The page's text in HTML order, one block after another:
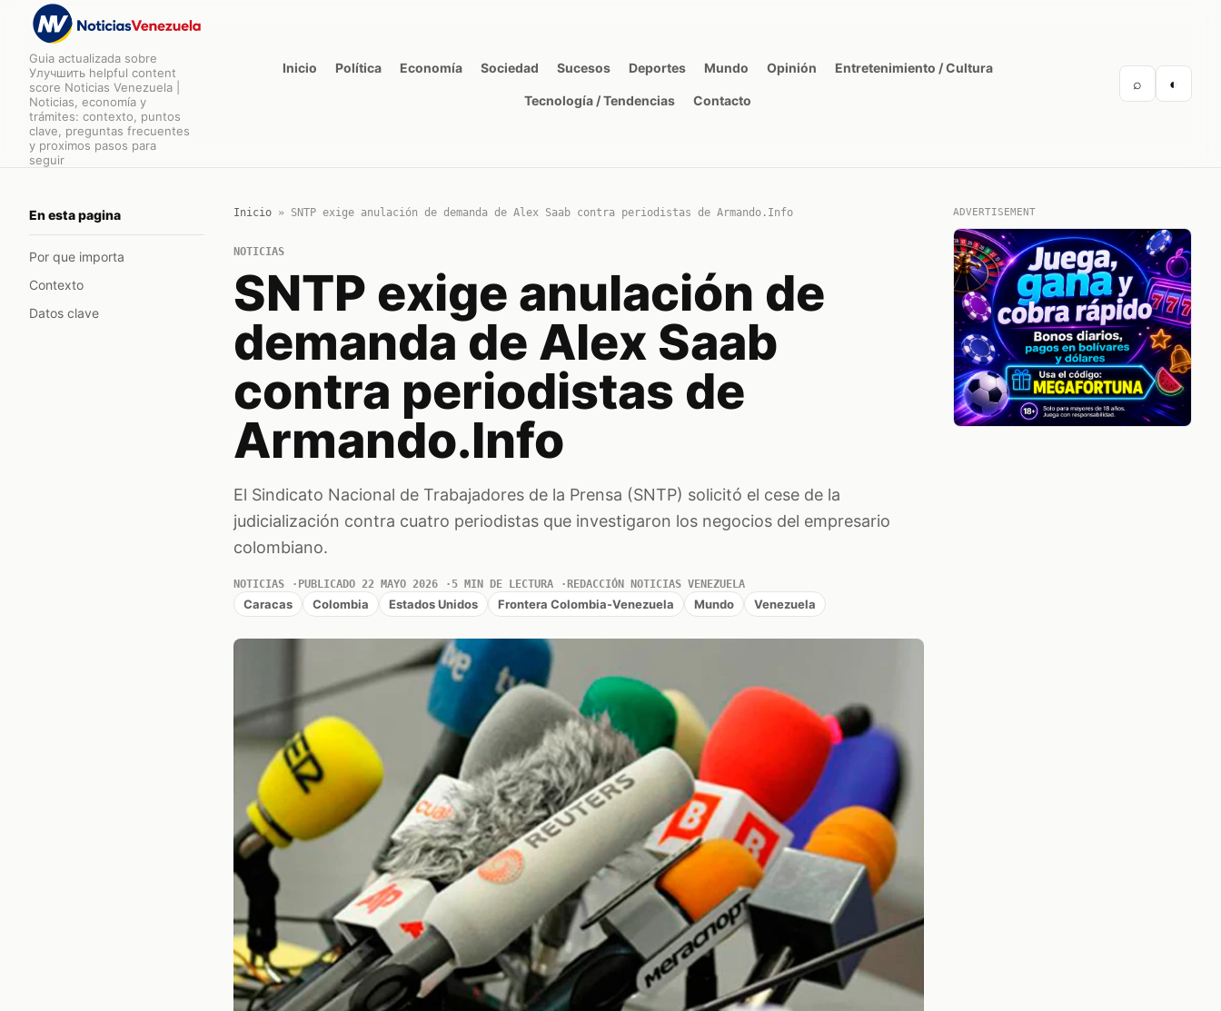
Guia actualizada sobre
Улучшить helpful content
score Noticias Venezuela |
Noticias, economía y
trámites: contexto, puntos
clave, preguntas frecuentes
y proximos pasos para
seguir
Inicio Política Economía Sociedad Sucesos Deportes Mundo Opinión Entretenimiento / Cultura
Tecnología / Tendencias Contacto
⌕ ◐
En esta pagina
Por que importa
Contexto
Datos clave
Inicio» SNTP exige anulación de demanda de Alex Saab contra periodistas de Armando.Info
NOTICIAS
SNTP exige anulación de
demanda de Alex Saab
contra periodistas de
Armando.Info
El Sindicato Nacional de Trabajadores de la Prensa (SNTP) solicitó el cese de la
judicialización contra cuatro periodistas que investigaron los negocios del empresario
colombiano.
NOTICIAS PUBLICADO 22 MAYO 2026 5 MIN DE LECTURA REDACCIÓN NOTICIAS VENEZUELA
Caracas Colombia Estados Unidos Frontera Colombia-Venezuela Mundo Venezuela
ADVERTISEMENT